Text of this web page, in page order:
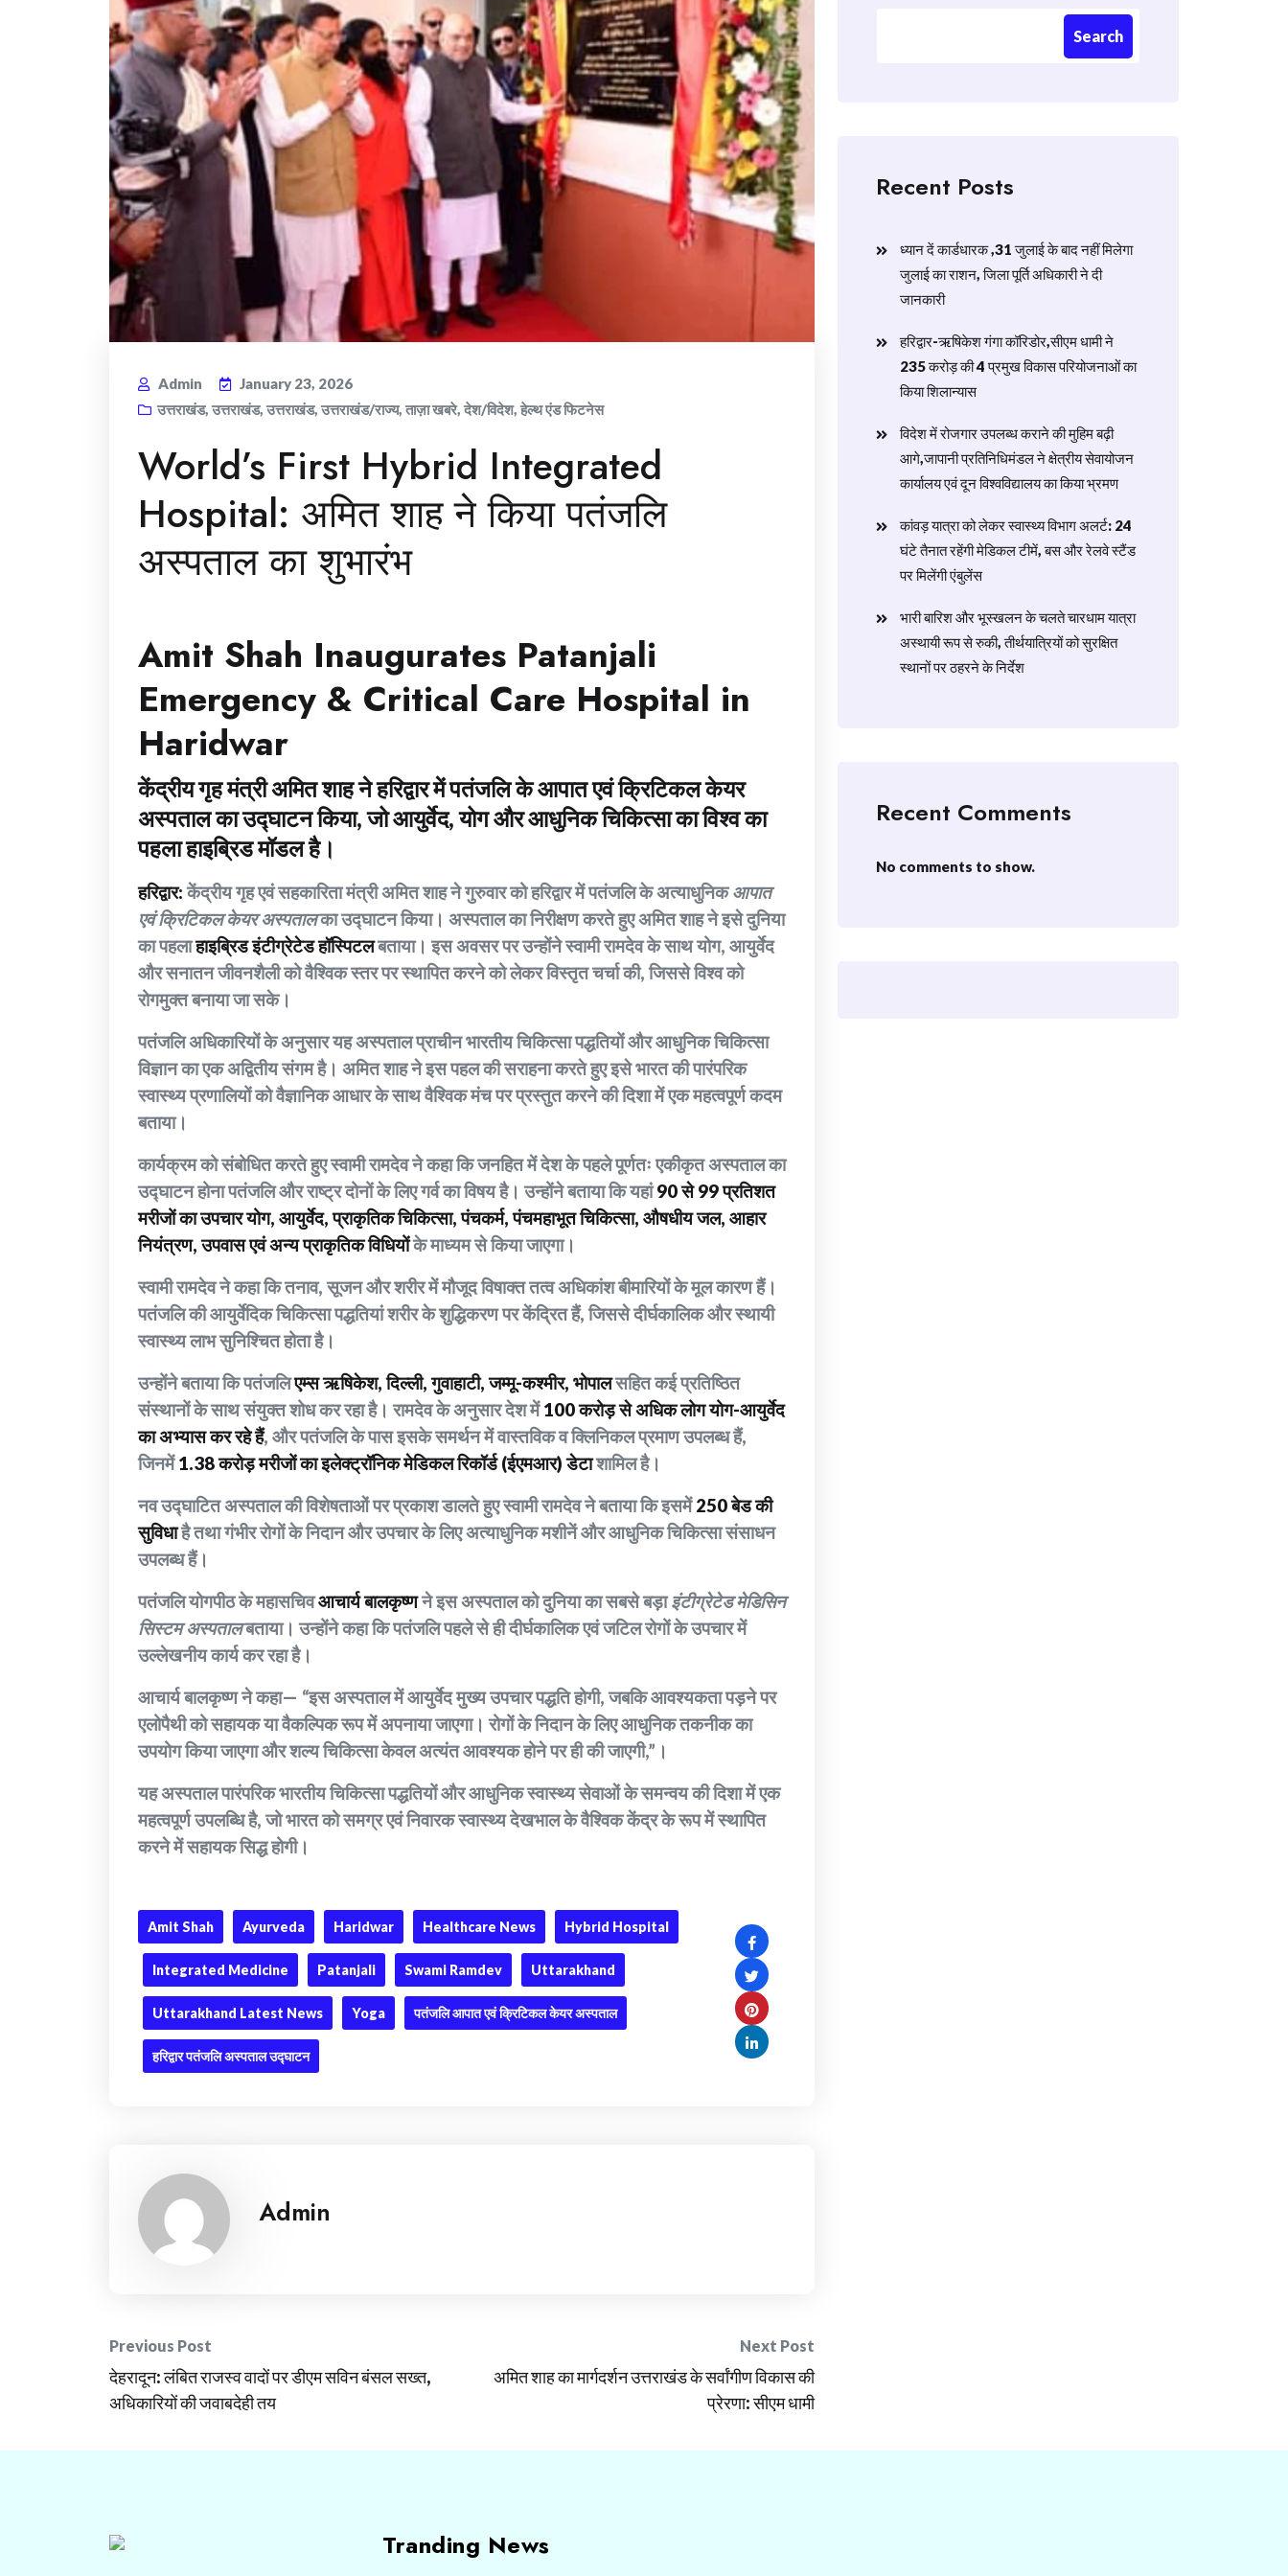
Admin
January 23, 2026
उत्तराखंड, उत्तराखंड, उत्तराखंड, उत्तराखंड/राज्य, ताज़ा खबरे, देश/विदेश, हेल्थ एंड फिटनेस
World’s First Hybrid Integrated
Hospital: अमित शाह ने किया पतंजलि
अस्पताल का शुभारंभ
Amit Shah Inaugurates Patanjali
Emergency & Critical Care Hospital in
Haridwar
केंद्रीय गृह मंत्री अमित शाह ने हरिद्वार में पतंजलि के आपात एवं क्रिटिकल केयर
अस्पताल का उद्घाटन किया, जो आयुर्वेद, योग और आधुनिक चिकित्सा का विश्व का
पहला हाइब्रिड मॉडल है।
हरिद्वार:केंद्रीय गृह एवं सहकारिता मंत्री अमित शाह ने गुरुवार को हरिद्वार में पतंजलि के अत्याधुनिकआपात
एवं क्रिटिकल केयर अस्पतालका उद्घाटन किया। अस्पताल का निरीक्षण करते हुए अमित शाह ने इसे दुनिया
का पहलाहाइब्रिड इंटीग्रेटेड हॉस्पिटलबताया। इस अवसर पर उन्होंने स्वामी रामदेव के साथ योग, आयुर्वेद
और सनातन जीवनशैली को वैश्विक स्तर पर स्थापित करने को लेकर विस्तृत चर्चा की, जिससे विश्व को
रोगमुक्त बनाया जा सके।
पतंजलि अधिकारियों के अनुसार यह अस्पताल प्राचीन भारतीय चिकित्सा पद्धतियों और आधुनिक चिकित्सा
विज्ञान का एक अद्वितीय संगम है। अमित शाह ने इस पहल की सराहना करते हुए इसे भारत की पारंपरिक
स्वास्थ्य प्रणालियों को वैज्ञानिक आधार के साथ वैश्विक मंच पर प्रस्तुत करने की दिशा में एक महत्वपूर्ण कदम
बताया।
कार्यक्रम को संबोधित करते हुए स्वामी रामदेव ने कहा कि जनहित में देश के पहले पूर्णतः एकीकृत अस्पताल का
उद्घाटन होना पतंजलि और राष्ट्र दोनों के लिए गर्व का विषय है। उन्होंने बताया कि यहां90 से 99 प्रतिशत
मरीजों का उपचार योग, आयुर्वेद, प्राकृतिक चिकित्सा, पंचकर्म, पंचमहाभूत चिकित्सा, औषधीय जल, आहार
नियंत्रण, उपवास एवं अन्य प्राकृतिक विधियोंके माध्यम से किया जाएगा।
स्वामी रामदेव ने कहा कि तनाव, सूजन और शरीर में मौजूद विषाक्त तत्व अधिकांश बीमारियों के मूल कारण हैं।
पतंजलि की आयुर्वेदिक चिकित्सा पद्धतियां शरीर के शुद्धिकरण पर केंद्रित हैं, जिससे दीर्घकालिक और स्थायी
स्वास्थ्य लाभ सुनिश्चित होता है।
उन्होंने बताया कि पतंजलिएम्स ऋषिकेश, दिल्ली, गुवाहाटी, जम्मू-कश्मीर, भोपालसहित कई प्रतिष्ठित
संस्थानों के साथ संयुक्त शोध कर रहा है। रामदेव के अनुसार देश में100 करोड़ से अधिक लोग योग-आयुर्वेद
का अभ्यास कर रहे हैं, और पतंजलि के पास इसके समर्थन में वास्तविक व क्लिनिकल प्रमाण उपलब्ध हैं,
जिनमें1.38 करोड़ मरीजों का इलेक्ट्रॉनिक मेडिकल रिकॉर्ड (ईएमआर) डेटाशामिल है।
नव उद्घाटित अस्पताल की विशेषताओं पर प्रकाश डालते हुए स्वामी रामदेव ने बताया कि इसमें250 बेड की
सुविधाहै तथा गंभीर रोगों के निदान और उपचार के लिए अत्याधुनिक मशीनें और आधुनिक चिकित्सा संसाधन
उपलब्ध हैं।
पतंजलि योगपीठ के महासचिवआचार्य बालकृष्णने इस अस्पताल को दुनिया का सबसे बड़ाइंटीग्रेटेड मेडिसिन
सिस्टम अस्पतालबताया। उन्होंने कहा कि पतंजलि पहले से ही दीर्घकालिक एवं जटिल रोगों के उपचार में
उल्लेखनीय कार्य कर रहा है।
आचार्य बालकृष्ण ने कहा— “इस अस्पताल में आयुर्वेद मुख्य उपचार पद्धति होगी, जबकि आवश्यकता पड़ने पर
एलोपैथी को सहायक या वैकल्पिक रूप में अपनाया जाएगा। रोगों के निदान के लिए आधुनिक तकनीक का
उपयोग किया जाएगा और शल्य चिकित्सा केवल अत्यंत आवश्यक होने पर ही की जाएगी,”।
यह अस्पताल पारंपरिक भारतीय चिकित्सा पद्धतियों और आधुनिक स्वास्थ्य सेवाओं के समन्वय की दिशा में एक
महत्वपूर्ण उपलब्धि है, जो भारत को समग्र एवं निवारक स्वास्थ्य देखभाल के वैश्विक केंद्र के रूप में स्थापित
करने में सहायक सिद्ध होगी।
Amit Shah Ayurveda Haridwar Healthcare News Hybrid Hospital
Integrated Medicine Patanjali Swami Ramdev Uttarakhand
Uttarakhand Latest News Yoga पतंजलि आपात एवं क्रिटिकल केयर अस्पताल
हरिद्वार पतंजलि अस्पताल उद्घाटन
Admin
Post
navigation
Previous Post
देहरादून: लंबित राजस्व वादों पर डीएम सविन बंसल सख्त,
अधिकारियों की जवाबदेही तय
Next Post
अमित शाह का मार्गदर्शन उत्तराखंड के सर्वांगीण विकास की
प्रेरणा: सीएम धामी
Search
Recent Posts
ध्यान दें कार्डधारक ,31 जुलाई के बाद नहीं मिलेगा
जुलाई का राशन, जिला पूर्ति अधिकारी ने दी
जानकारी
हरिद्वार-ऋषिकेश गंगा कॉरिडोर,सीएम धामी ने
235 करोड़ की 4 प्रमुख विकास परियोजनाओं का
किया शिलान्यास
विदेश में रोजगार उपलब्ध कराने की मुहिम बढ़ी
आगे,जापानी प्रतिनिधिमंडल ने क्षेत्रीय सेवायोजन
कार्यालय एवं दून विश्वविद्यालय का किया भ्रमण
​कांवड़ यात्रा को लेकर स्वास्थ्य विभाग अलर्ट: 24
घंटे तैनात रहेंगी मेडिकल टीमें, बस और रेलवे स्टैंड
पर मिलेंगी एंबुलेंस
​भारी बारिश और भूस्खलन के चलते चारधाम यात्रा
अस्थायी रूप से रुकी, तीर्थयात्रियों को सुरक्षित
स्थानों पर ठहरने के निर्देश
Recent Comments
No comments to show.
Tranding News